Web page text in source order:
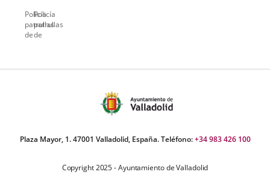
Policía
patrullas
de
Policía
patrullas
de
Plaza Mayor, 1. 47001 Valladolid, España. Teléfono:+34 983 426 100
Copyright 2025 - Ayuntamiento de Valladolid